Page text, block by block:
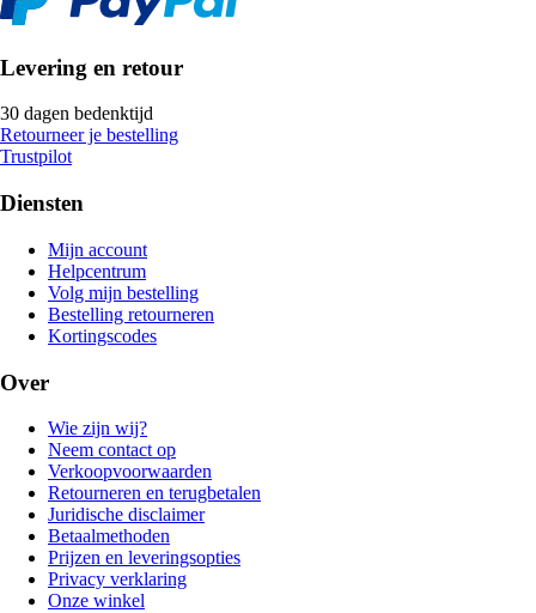
Levering en retour
30 dagen bedenktijd
Retourneer je bestelling
Trustpilot
Diensten
Mijn account
Helpcentrum
Volg mijn bestelling
Bestelling retourneren
Kortingscodes
Over
Wie zijn wij?
Neem contact op
Verkoopvoorwaarden
Retourneren en terugbetalen
Juridische disclaimer
Betaalmethoden
Prijzen en leveringsopties
Privacy verklaring
Onze winkel